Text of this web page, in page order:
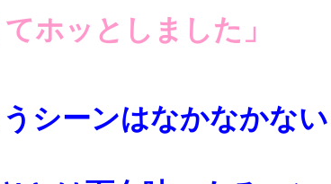
ホッとしました」
シーンはなかなかない